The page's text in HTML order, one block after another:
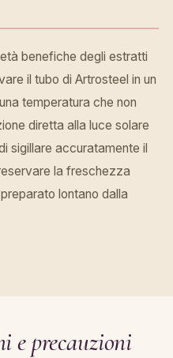
benefiche degli estratti
il tubo di Artrosteel in un
temperatura che non
diretta alla luce solare
sigillare accuratamente il
la freschezza
lontano dalla
e precauzioni